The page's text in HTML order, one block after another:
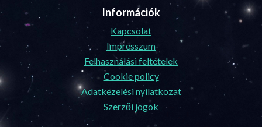
Információk
Kapcsolat
Impresszum
Felhasználási feltételek
Cookie policy
Adatkezelési nyilatkozat
Szerzői jogok